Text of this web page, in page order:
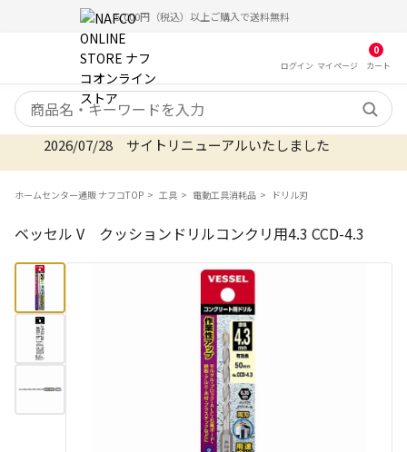
5,000円（税込）以上ご購入で送料無料
ログイン マイ ページ
0
カート
検索キーワード
2026/07/28 サイトリニューアルいたしました
ホームセンター通販 ナフコTOP 工具 電動工具消耗品 ドリル刃
ベッセル V クッションドリルコンクリ用4.3 CCD-4.3